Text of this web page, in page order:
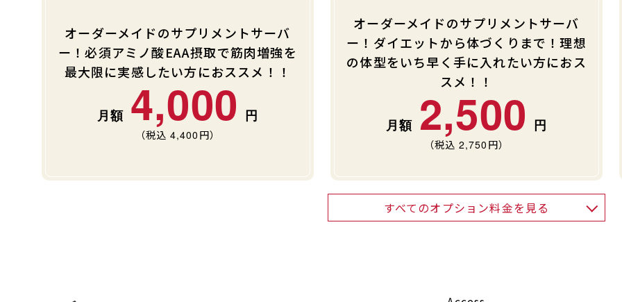
オーダーメイドのサプリメントサーバ
ー！必須アミノ酸EAA摂取で筋肉増強を
最大限に実感したい方におススメ！！
4,000
（税込 4,400 円）
オーダーメイドのサプリメントサーバ
ー！ダイエットから体づくりまで！理想
の体型をいち早く手に入れたい方におス
スメ！！
2,500
（税込 2,750 円）
すべてのオプション料金を見る